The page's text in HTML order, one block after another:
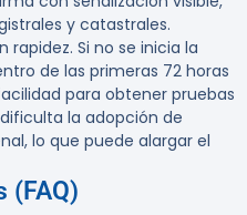
y catastrales.
rapidez. Si no se inicia la
de las primeras 72 horas
para obtener pruebas
la adopción de
lo que puede alargar el
(FAQ)